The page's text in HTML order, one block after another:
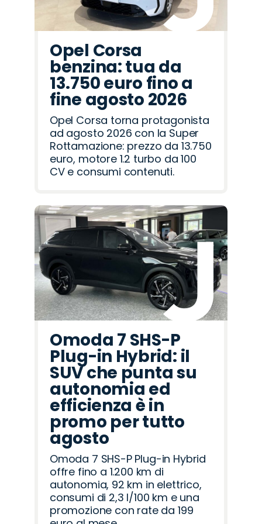
Opel Corsa
benzina: tua da
13.750 euro fino a
fine agosto 2026
Opel Corsa torna protagonista
ad agosto 2026 con la Super
Rottamazione: prezzo da 13.750
euro, motore 1.2 turbo da 100
CV e consumi contenuti.
Omoda 7 SHS-P
Plug-in Hybrid: il
SUV che punta su
autonomia ed
efficienza è in
promo per tutto
agosto
Omoda 7 SHS-P Plug-in Hybrid
offre fino a 1.200 km di
autonomia, 92 km in elettrico,
consumi di 2,3 l/100 km e una
promozione con rate da 199